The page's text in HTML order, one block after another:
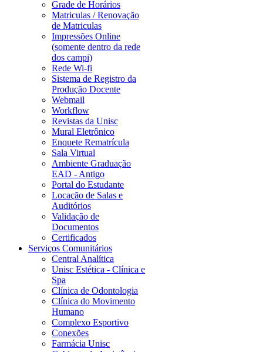
Grade de Horários
Matriculas / Renovação
de Matriculas
Impressões Online
(somente dentro da rede
dos campi)
Rede Wi-fi
Sistema de Registro da
Produção Docente
Webmail
Workflow
Revistas da Unisc
Mural Eletrônico
Enquete Rematrícula
Sala Virtual
Ambiente Graduação
EAD - Antigo
Portal do Estudante
Locação de Salas e
Auditórios
Validação de
Documentos
Certificados
Serviços Comunitários
Central Analítica
Unisc Estética - Clínica e
Spa
Clínica de Odontologia
Clínica do Movimento
Humano
Complexo Esportivo
Conexões
Farmácia Unisc